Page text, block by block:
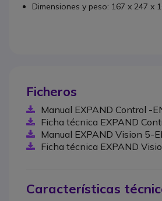
Dimensiones y peso: 167 x 247 x
Ficheros
Manual EXPAND Control -
Ficha técnica EXPAND
Manual EXPAND Vision 5-
Ficha técnica EXPAND
Características